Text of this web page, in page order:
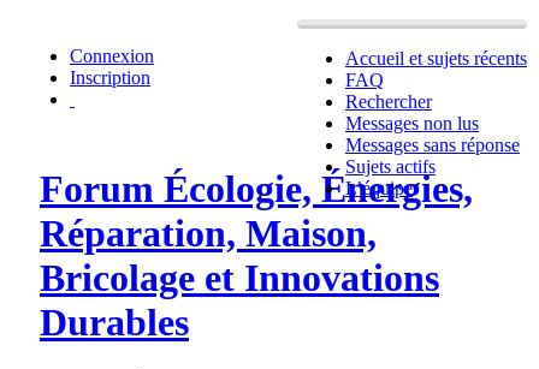
Accueil et sujets récents
FAQ
Rechercher
Messages non lus
Messages sans réponse
Sujets actifs
L’équipe
Connexion
Inscription
Forum Écologie, Énergies,
Réparation, Maison,
Bricolage et Innovations
Durables